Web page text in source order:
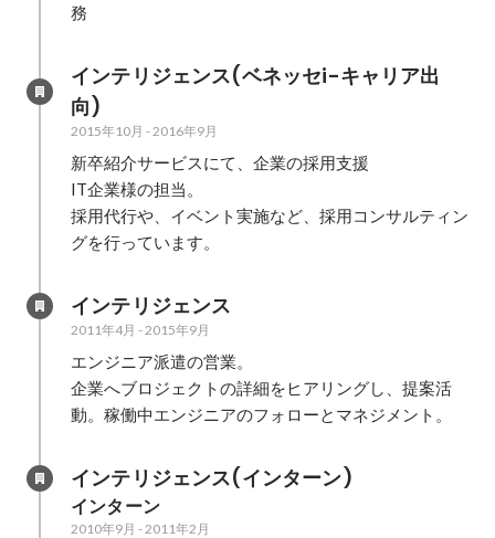
務
インテリジェンス(ベネッセi-キャリア出
向)
2015年10月 -2016年9月
新卒紹介サービスにて、企業の採用支援
IT企業様の担当。
採用代行や、イベント実施など、採用コンサルティン
グを行っています。
インテリジェンス
2011年4月 -2015年9月
エンジニア派遣の営業。
企業へブロジェクトの詳細をヒアリングし、提案活
動。稼働中エンジニアのフォローとマネジメント。
インテリジェンス(インターン)
インターン
2010年9月 -2011年2月